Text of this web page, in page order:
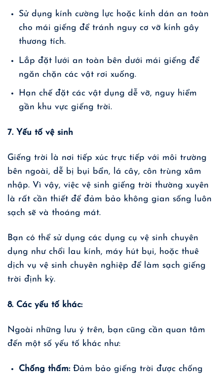
Sử dụng kính cường lực hoặc kính dán an toàn
cho mái giếng để tránh nguy cơ vỡ kính gây
thương tích.
Lắp đặt lưới an toàn bên dưới mái giếng để
ngăn chặn các vật rơi xuống.
Hạn chế đặt các vật dụng dễ vỡ, nguy hiểm
gần khu vực giếng trời.
7. Yếu tố vệ sinh
Giếng trời là nơi tiếp xúc trực tiếp với môi trường
bên ngoài, dễ bị bụi bẩn, lá cây, côn trùng xâm
nhập. Vì vậy, việc vệ sinh giếng trời thường xuyên
là rất cần thiết để đảm bảo không gian sống luôn
sạch sẽ và thoáng mát.
Bạn có thể sử dụng các dụng cụ vệ sinh chuyên
dụng như chổi lau kính, máy hút bụi, hoặc thuê
dịch vụ vệ sinh chuyên nghiệp để làm sạch giếng
trời định kỳ.
8. Các yếu tố khác:
Ngoài những lưu ý trên, bạn cũng cần quan tâm
đến một số yếu tố khác như:
Chống thấm:Đảm bảo giếng trời được chống